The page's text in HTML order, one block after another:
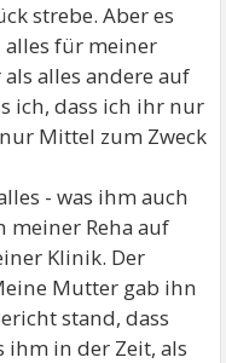
strebe. Aber es
für meiner
alles andere auf
ich, dass ich ihr nur
Mittel zum Zweck
- was ihm auch
meiner Reha auf
Klinik. Der
Mutter gab ihn
stand, dass
ihm in der Zeit, als